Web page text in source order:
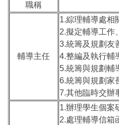
職稱
輔導主任
1.綜理輔導處相
2.擬定輔導工作
3.統籌及規劃友
4.整編及執行輔
5.統籌與規劃輔
6.統籌與規劃家
7.其他臨時交辦
1.辦理學生個案
2.處理輔導信箱